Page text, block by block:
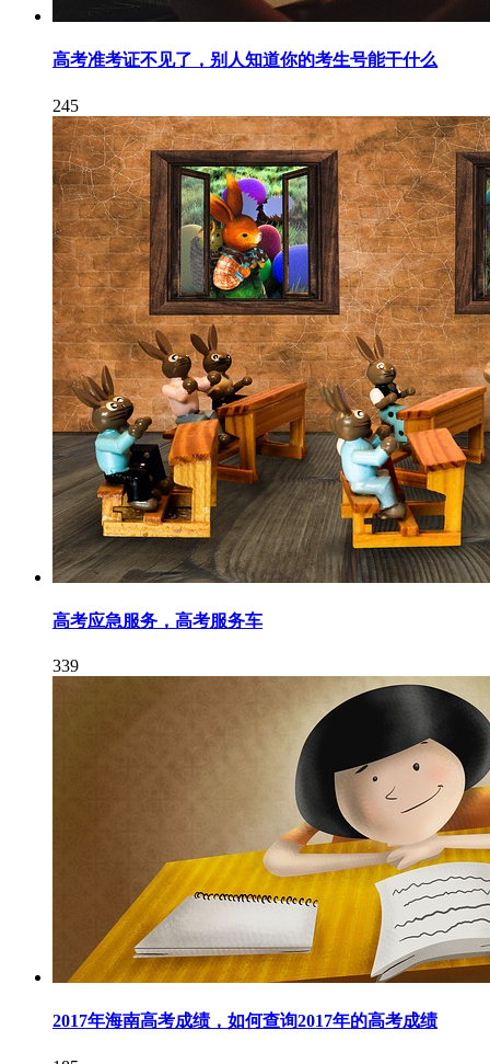
高考准考证不见了，别人知道你的考生号能干什么
245
高考应急服务，高考服务车
339
2017年海南高考成绩，如何查询2017年的高考成绩